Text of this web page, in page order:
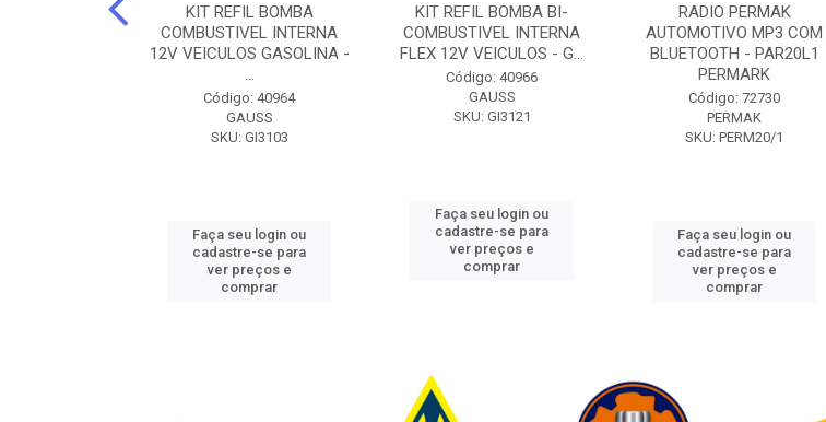
KIT REFIL BOMBA
COMBUSTIVEL INTERNA
12V VEICULOS GASOLINA -
...
Código: 40964
GAUSS
SKU: GI3103
Faça seu login ou
cadastre-se para
ver preços e
comprar
KIT REFIL BOMBA BI-
COMBUSTIVEL INTERNA
FLEX 12V VEICULOS - G...
Código: 40966
GAUSS
SKU: GI3121
Faça seu login ou
cadastre-se para
ver preços e
comprar
RADIO PERMAK
AUTOMOTIVO MP3 COM
BLUETOOTH - PAR20L1
PERMARK
Código: 72730
PERMAK
SKU: PERM20/1
Faça seu login ou
cadastre-se para
ver preços e
comprar